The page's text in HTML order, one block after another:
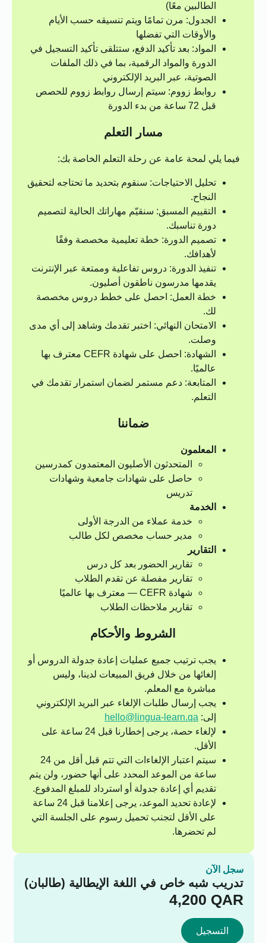
الطالبين معًا)
الجدول: مرن تمامًا ويتم تنسيقه حسب الأيام
والأوقات التي تفضلها
المواد: بعد تأكيد الدفع، ستتلقى تأكيد التسجيل في
الدورة والمواد الرقمية، بما في ذلك الملفات
الصوتية، عبر البريد الإلكتروني
روابط زووم: سيتم إرسال روابط زووم للحصص
قبل 72 ساعة من بدء الدورة
مسار التعلم
فيما يلي لمحة عامة عن رحلة التعلم الخاصة بك:
تحليل الاحتياجات: سنقوم بتحديد ما تحتاجه لتحقيق
النجاح.
التقييم المسبق: سنقيّم مهاراتك الحالية لتصميم
دورة تناسبك.
تصميم الدورة: خطة تعليمية مخصصة وفقًا
لأهدافك.
تنفيذ الدورة: دروس تفاعلية وممتعة عبر الإنترنت
يقدمها مدرسون ناطقون أصليون.
خطة العمل: احصل على خطط دروس مخصصة
لك.
الامتحان النهائي: اختبر تقدمك وشاهد إلى أي مدى
وصلت.
الشهادة: احصل على شهادة CEFR معترف بها
عالميًا.
المتابعة: دعم مستمر لضمان استمرار تقدمك في
التعلم.
ضماننا
المعلمون
المتحدثون الأصليون المعتمدون كمدرسين
حاصل على شهادات جامعية وشهادات
تدريس
الخدمة
خدمة عملاء من الدرجة الأولى
مدير حساب مخصص لكل طالب
التقارير
تقارير الحضور بعد كل درس
تقارير مفصلة عن تقدم الطلاب
شهادة CEFR — معترف بها عالميًا
تقارير ملاحظات الطلاب
الشروط والأحكام
يجب ترتيب جميع عمليات إعادة جدولة الدروس أو
إلغائها من خلال فريق المبيعات لدينا، وليس
مباشرة مع المعلم.
يجب إرسال طلبات الإلغاء عبر البريد الإلكتروني
إلى: hello@lingua-learn.qa
لإلغاء حصة، يرجى إخطارنا قبل 24 ساعة على
الأقل.
سيتم اعتبار الإلغاءات التي تتم قبل أقل من 24
ساعة من الموعد المحدد على أنها حضور، ولن يتم
تقديم أي إعادة جدولة أو استرداد للمبلغ المدفوع.
لإعادة تحديد الموعد، يرجى إعلامنا قبل 24 ساعة
على الأقل لتجنب تحميل رسوم على الجلسة التي
لم تحضرها.
سجل الآن
تدريب شبه خاص في اللغة الإيطالية (طالبان)
4,200 QAR
التسجيل